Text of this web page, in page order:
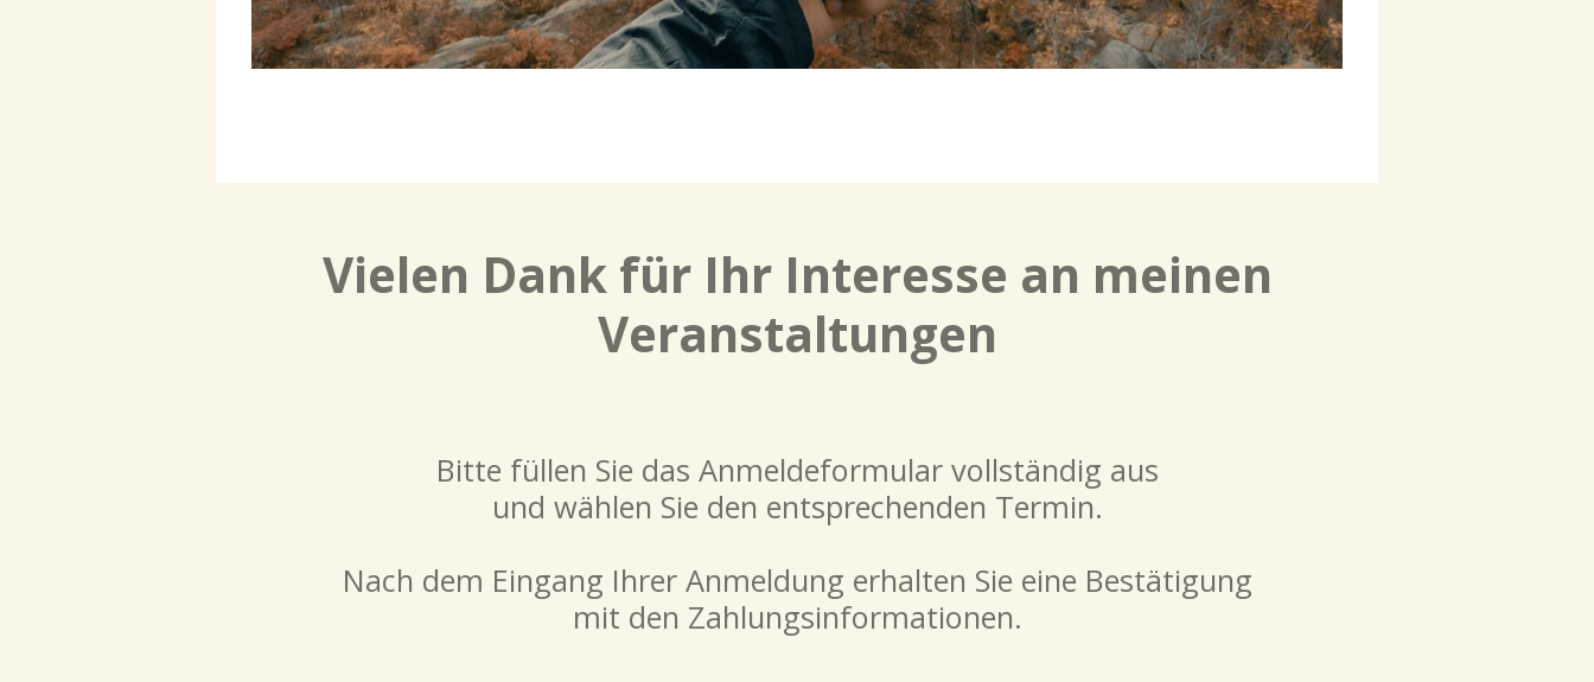
Vielen Dank für Ihr Interesse an meinen
Veranstaltungen
Bitte füllen Sie das Anmeldeformular vollständig aus
und wählen Sie den entsprechenden Termin.
Nach dem Eingang Ihrer Anmeldung erhalten Sie eine Bestätigung
mit den Zahlungsinformationen.